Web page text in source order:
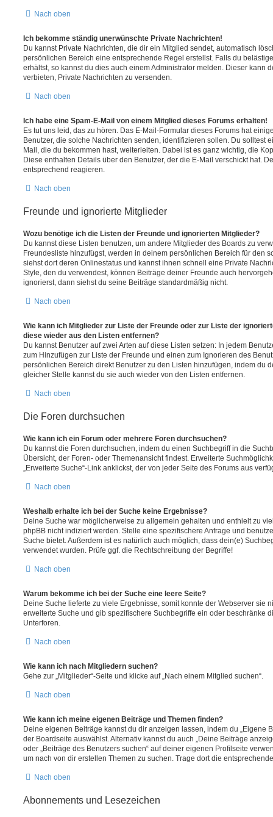
Nach oben
Ich bekomme ständig unerwünschte Private Nachrichten!
Du kannst Private Nachrichten, die dir ein Mitglied sendet, automatisch
persönlichen Bereich eine entsprechende Regel erstellst. Falls du
erhältst, so kannst du dies auch einem Administrator melden. Dieser kann
verbieten, Private Nachrichten zu versenden.
Nach oben
Ich habe eine Spam-E-Mail von einem Mitglied dieses Forums erhalten!
Es tut uns leid, das zu hören. Das E-Mail-Formular dieses Forums hat
Benutzer, die solche Nachrichten senden, identifizieren sollen. Du solltest
Mail, die du bekommen hast, weiterleiten. Dabei ist es ganz wichtig, die
Diese enthalten Details über den Benutzer, der die E-Mail verschickt hat.
entsprechend reagieren.
Nach oben
Freunde und ignorierte Mitglieder
Wozu benötige ich die Listen der Freunde und ignorierten Mitglieder?
Du kannst diese Listen benutzen, um andere Mitglieder des Boards zu
Freundesliste hinzufügst, werden in deinem persönlichen Bereich für den
siehst dort deren Onlinestatus und kannst ihnen schnell eine Private
Style, den du verwendest, können Beiträge deiner Freunde auch
ignorierst, dann siehst du seine Beiträge standardmäßig nicht.
Nach oben
Wie kann ich Mitglieder zur Liste der Freunde oder zur Liste der
diese wieder aus den Listen entfernen?
Du kannst Benutzer auf zwei Arten auf diese Listen setzen: In jedem
zum Hinzufügen zur Liste der Freunde und einen zum Ignorieren des
persönlichen Bereich direkt Benutzer zu den Listen hinzufügen, indem du
gleicher Stelle kannst du sie auch wieder von den Listen entfernen.
Nach oben
Die Foren durchsuchen
Wie kann ich ein Forum oder mehrere Foren durchsuchen?
Du kannst die Foren durchsuchen, indem du einen Suchbegriff in die
Übersicht, der Foren- oder Themenansicht findest. Erweiterte
„Erweiterte Suche“-Link anklickst, der von jeder Seite des Forums aus
Nach oben
Weshalb erhalte ich bei der Suche keine Ergebnisse?
Deine Suche war möglicherweise zu allgemein gehalten und enthielt zu
phpBB nicht indiziert werden. Stelle eine spezifischere Anfrage und
Suche bietet. Außerdem ist es natürlich auch möglich, dass dein(e)
verwendet wurden. Prüfe ggf. die Rechtschreibung der Begriffe!
Nach oben
Warum bekomme ich bei der Suche eine leere Seite?
Deine Suche lieferte zu viele Ergebnisse, somit konnte der Webserver sie
erweiterte Suche und gib spezifischere Suchbegriffe ein oder beschränke
Unterforen.
Nach oben
Wie kann ich nach Mitgliedern suchen?
Gehe zur „Mitglieder“-Seite und klicke auf „Nach einem Mitglied suchen“.
Nach oben
Wie kann ich meine eigenen Beiträge und Themen finden?
Deine eigenen Beiträge kannst du dir anzeigen lassen, indem du „Eigene
der Boardseite auswählst. Alternativ kannst du auch „Deine Beiträge
oder „Beiträge des Benutzers suchen“ auf deiner eigenen Profilseite
um nach von dir erstellen Themen zu suchen. Trage dort die
Nach oben
Abonnements und Lesezeichen